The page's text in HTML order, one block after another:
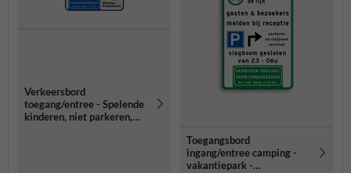
Verkeersbord
toegang/entree - Spelende
kinderen, niet parkeren,
Toegangsbord
ingang/entree camping -
vakantiepark -